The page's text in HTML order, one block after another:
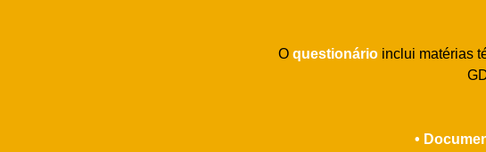
O questionárioinclui matérias
•